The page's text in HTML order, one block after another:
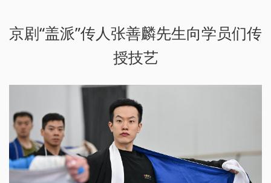
京剧“盖派”传人张善麟先生向学员们传
授技艺